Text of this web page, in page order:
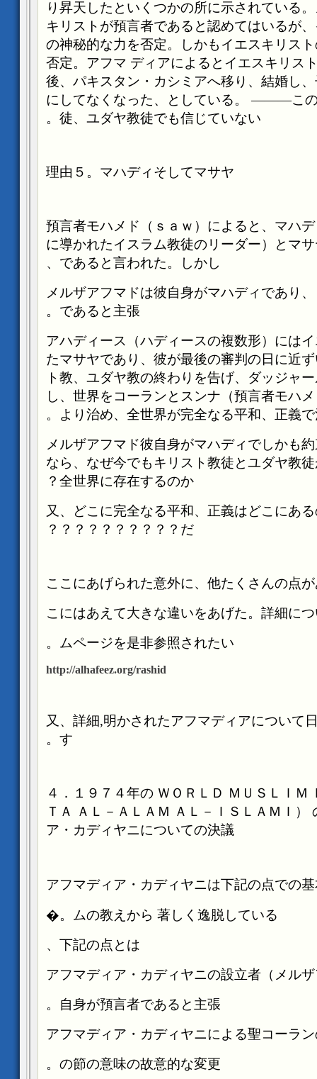
り昇天したといくつかの所に示されている
キリストが預言者であると認めてはいるが
の神秘的な力を否定。しかもイエスキリス
否定。アフマ ディアによるとイエスキリス
後、パキスタン・カシミアへ移り、結婚し
にしてなくなった、としている。
―――この
徒、ユダヤ教徒でも信じていない。
理由５。マハディそしてマサヤ
預言者モハメド（ｓａｗ）によると、マハ
に導かれたイスラム教徒のリーダー）とマ
であると言われた。しかし、
メルザアフマドは彼自身がマハディであり
であると主張。
アハディース（ハディースの複数形）には
たマサヤであり、彼が最後の審判の日に近
ト教、ユダヤ教の終わりを告げ、ダッジャ
し、世界をコーランとスンナ（預言者モハ
より治め、全世界が完全なる平和、正義で
―メルザアフマド彼自身がマハディでしかも
なら、なぜ今でもキリスト教徒とユダヤ教
全世界に存在するのか？
又、どこに完全なる平和、正義はどこにあ
だ？？？？？？？？？？
ここにあげられた意外に、他たくさんの点
こにはあえて大きな違いをあげた。詳細に
ムページを是非参照されたい。
http://alhafeez.org/rashid
又、詳細,明かされたアフマディアについて
す。
４．１９７４年の ＷＯＲＬＤ ＭＵＳＬＩＭ
ＴＡ
ＡＬ－ＡＬＡＭ ＡＬ－ＩＳＬＡＭＩ）
ア・カディヤニについての決議
ムの教えから 著しく逸脱している。�
下記の点とは、
自身が預言者であると主張。
の節の意味の故意的な変更。